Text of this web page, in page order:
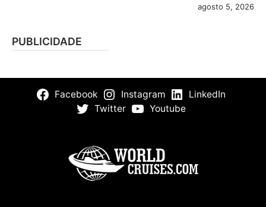
agosto 5, 2026
PUBLICIDADE
Facebook Instagram
LinkedIn
Twitter
Youtube